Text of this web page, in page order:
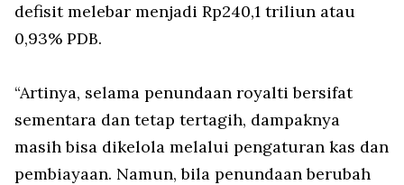
defisit melebar menjadi Rp240,1 triliun atau
0,93% PDB.
“Artinya, selama penundaan royalti bersifat
sementara dan tetap tertagih, dampaknya
masih bisa dikelola melalui pengaturan kas dan
pembiayaan. Namun, bila penundaan berubah